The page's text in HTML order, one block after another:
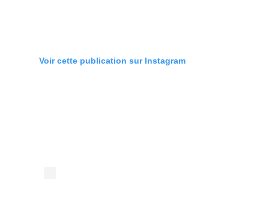
Voir cette publication sur Instagram